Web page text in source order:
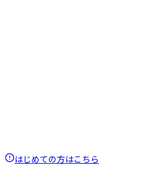
はじめての方はこちら